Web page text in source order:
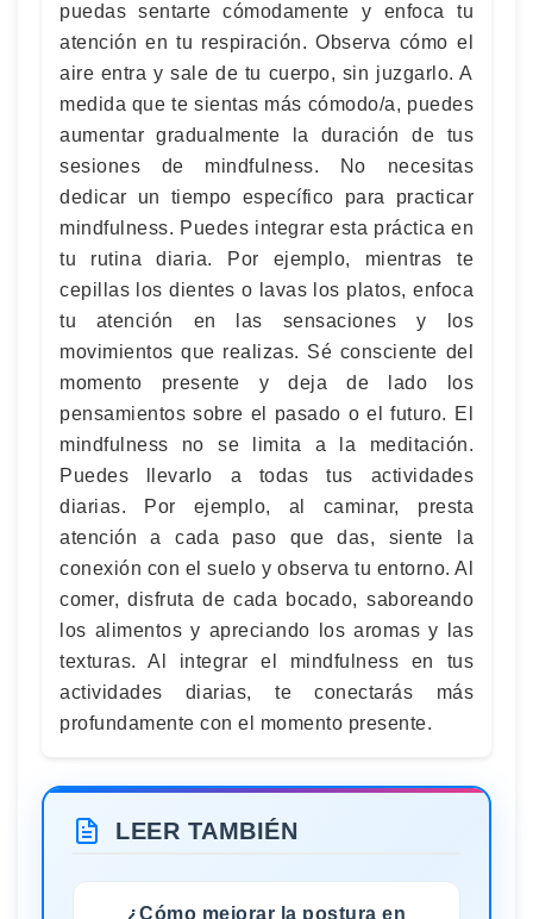
puedas sentarte cómodamente y enfoca tu
atención en tu respiración. Observa cómo el
aire entra y sale de tu cuerpo, sin juzgarlo. A
medida que te sientas más cómodo/a, puedes
aumentar gradualmente la duración de tus
sesiones de mindfulness. No necesitas
dedicar un tiempo específico para practicar
mindfulness. Puedes integrar esta práctica en
tu rutina diaria. Por ejemplo, mientras te
cepillas los dientes o lavas los platos, enfoca
tu atención en las sensaciones y los
movimientos que realizas. Sé consciente del
momento presente y deja de lado los
pensamientos sobre el pasado o el futuro. El
mindfulness no se limita a la meditación.
Puedes llevarlo a todas tus actividades
diarias. Por ejemplo, al caminar, presta
atención a cada paso que das, siente la
conexión con el suelo y observa tu entorno. Al
comer, disfruta de cada bocado, saboreando
los alimentos y apreciando los aromas y las
texturas. Al integrar el mindfulness en tus
actividades diarias, te conectarás más
profundamente con el momento presente.
LEER TAMBIÉN
¿Cómo mejorar la postura en